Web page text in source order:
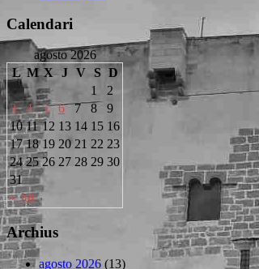
Calendari
agosto 2026
L M X J V S D
« Jul
1
2
3
4 5 6 7 8
9
10 11 12 13 14 15 16
17 18 19 20 21 22 23
24 25 26 27 28 29 30
31
Archius
agosto 2026 (13)